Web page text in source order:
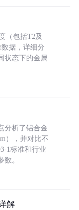
（包括T2及
数据，详细分
状态下的金属
分析了铝合金
），并对比不
1标准和行业
。
解